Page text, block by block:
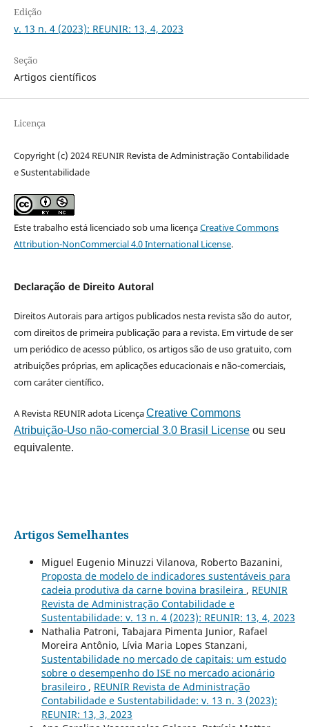
Edição
v. 13 n. 4 (2023): REUNIR: 13, 4, 2023
Seção
Artigos científicos
Licença
Copyright (c) 2024 REUNIR Revista de Administração Contabilidade
e Sustentabilidade
Este trabalho está licenciado sob uma licençaCreative Commons
Attribution-NonCommercial 4.0 International License.
Declaração de Direito Autoral
Direitos Autorais para artigos publicados nesta revista são do autor,
com direitos de primeira publicação para a revista. Em virtude de ser
um periódico de acesso público, os artigos são de uso gratuito, com
atribuições próprias, em aplicações educacionais e não-comerciais,
com caráter científico.
A Revista REUNIR adota LicençaCreative Commons
Atribuição-Uso não-comercial 3.0 Brasil Licenseou seu
equivalente.
Artigos Semelhantes
Miguel Eugenio Minuzzi Vilanova, Roberto Bazanini,
Proposta de modelo de indicadores sustentáveis para
cadeia produtiva da carne bovina brasileira , REUNIR
Revista de Administração Contabilidade e
Sustentabilidade: v. 13 n. 4 (2023): REUNIR: 13, 4, 2023
Nathalia Patroni, Tabajara Pimenta Junior, Rafael
Moreira Antônio, Lívia Maria Lopes Stanzani,
Sustentabilidade no mercado de capitais: um estudo
sobre o desempenho do ISE no mercado acionário
brasileiro , REUNIR Revista de Administração
Contabilidade e Sustentabilidade: v. 13 n. 3 (2023):
REUNIR: 13, 3, 2023